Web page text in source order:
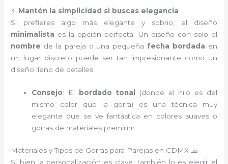
3. Mantén la simplicidad si buscas elegancia
Si prefieres algo más elegante y sobrio, el diseño
minimalista es la opción perfecta. Un diseño con solo el
nombre de la pareja o una pequeña fecha bordada en
un lugar discreto puede ser tan impresionante como un
diseño lleno de detalles.
Consejo: El bordado tonal (donde el hilo es del
mismo color que la gorra) es una técnica muy
elegante que se ve fantástica en colores suaves o
gorras de materiales premium.
Materiales y Tipos de Gorras para Parejas en CDMX 🧢
Si bien la personalización es clave, también lo es elegir el